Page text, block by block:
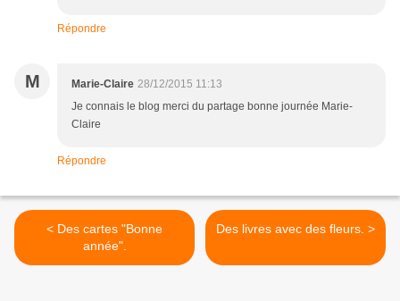
Répondre
M Marie-Claire 28/12/2015 11:13
Je connais le blog merci du partage bonne journée Marie-
Claire
Répondre
< Des cartes "Bonne
année".
Des livres avec des fleurs. >